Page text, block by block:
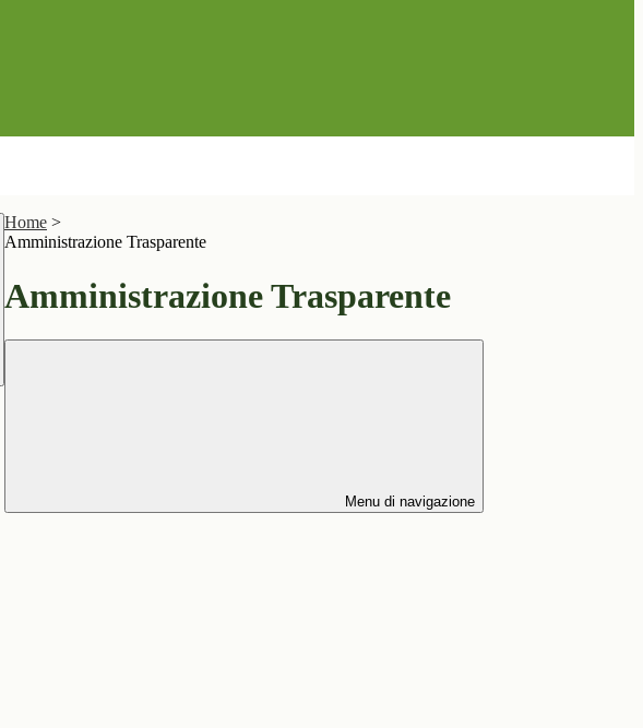
Home >
Amministrazione Trasparente
Amministrazione Trasparente
Menu di navigazione